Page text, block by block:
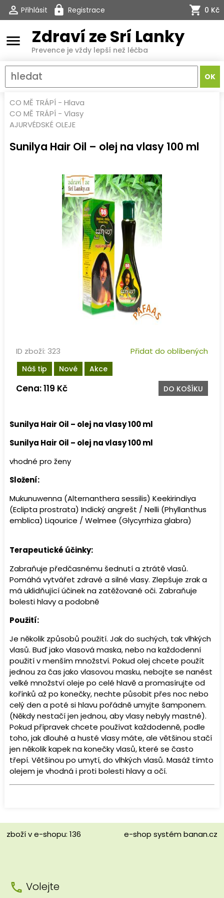
Přihlásit Registrace 0 Kč
menu Zdraví ze Srí Lanky
Prevence je vždy lepší než léčba
CO MĚ TRÁPÍ- Hlava
CO MĚ TRÁPÍ- Vlasy
AJURVÉDSKÉ OLEJE
Sunilya Hair Oil – olej na vlasy 100 ml
ID zboží: 323
Náš tip Nové Akce
Přidat do oblíbených
Cena: 119 Kč DO KOŠÍKU
Sunilya Hair Oil – olej na vlasy 100 ml
Sunilya Hair Oil – olej na vlasy 100 ml
vhodné pro ženy
Složení:
Mukunuwenna (Alternanthera sessilis) Keekirindiya
(Eclipta prostrata) Indický angrešt / Nelli (Phyllanthus
emblica) Liqourice / Welmee (Glycyrrhiza glabra)
Terapeutické účinky:
Zabraňuje předčasnému šednutí a ztrátě vlasů.
Pomáhá vytvářet zdravé a silné vlasy. Zlepšuje zrak a
má uklidňující účinek na zatěžované oči. Zabraňuje
bolesti hlavy a podobně
Použití:
Je několik způsobů použití. Jak do suchých, tak vlhkých
vlasů. Buď jako vlasová maska, nebo na každodenní
použití v menším množství. Pokud olej chcete použít
jednou za čas jako vlasovou masku, nebojte se nanést
velké množství oleje po celé hlavě a promasírujte od
kořínků až po konečky, nechte působit přes noc nebo
celý den a poté si hlavu pořádně umyjte šamponem.
(Někdy nestačí jen jednou, aby vlasy nebyly mastné).
Pokud přípravek chcete používat každodenně, podle
toho, jak dlouhé a husté vlasy máte, ale většinou stačí
jen několik kapek na konečky vlasů, které se často
třepí. Většinou po umytí, do vlhkých vlasů. Masáž tímto
olejem je vhodná i proti bolesti hlavy a očí.
zboží v e-shopu: 136 e-shop systém banan.cz
Volejte